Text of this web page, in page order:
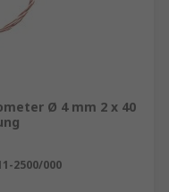
Ø 4 mm 2 x 40
2500/000